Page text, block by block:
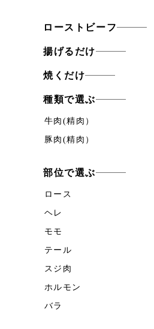
ローストビーフ
揚げるだけ
焼くだけ
種類で選ぶ
牛肉(精肉）
豚肉(精肉）
部位で選ぶ
ロース
ヘレ
モモ
テール
スジ肉
ホルモン
バラ